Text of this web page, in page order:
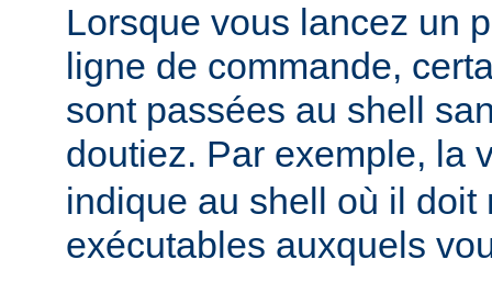
Lorsque vous lancez un
ligne de commande,
sont passées au shell
doutiez. Par exemple, la
indique au shell où il doit
exécutables auxquels